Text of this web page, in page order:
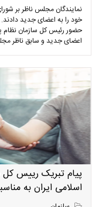
نمایندگان مجلس ناظر بر
حضور رئیس کل سازمان نظام
اعضای جدید و سابق ناظر
پیام تبریک رییس
اسلامی ایران به